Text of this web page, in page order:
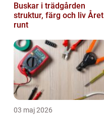
Buskar i trädgården
struktur, färg och liv Året
runt
03 maj 2026